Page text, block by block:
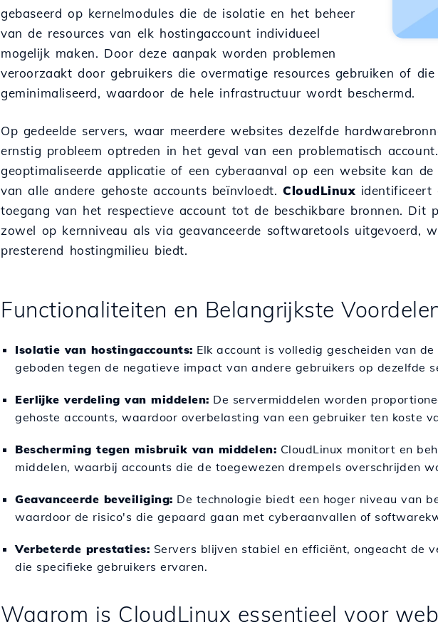
gebaseerd op kernelmodules die de isolatie en het beheer
van de resources van elk hostingaccount individueel
mogelijk maken. Door deze aanpak worden problemen
veroorzaakt door gebruikers die overmatige resources gebruiken of
geminimaliseerd, waardoor de hele infrastructuur wordt beschermd.
Op gedeelde servers, waar meerdere websites dezelfde
ernstig probleem optreden in het geval van een problematisch
geoptimaliseerde applicatie of een cyberaanval op een website kan
van alle andere gehoste accounts beïnvloedt.CloudLinux identificeert
toegang van het respectieve account tot de beschikbare bronnen. Dit
zowel op kernniveau als via geavanceerde softwaretools uitgevoerd,
presterend hostingmilieu biedt.
Functionaliteiten en Belangrijkste
Isolatie van hostingaccounts: Elk account is volledig gescheiden van
geboden tegen de negatieve impact van andere gebruikers op dezelfde
Eerlijke verdeling van middelen: De servermiddelen worden
gehoste accounts, waardoor overbelasting van een gebruiker ten koste
Bescherming tegen misbruik van middelen: CloudLinux monitort en
middelen, waarbij accounts die de toegewezen drempels overschrijden
Geavanceerde beveiliging: De technologie biedt een hoger niveau van
waardoor de risico's die gepaard gaan met cyberaanvallen of
Verbeterde prestaties: Servers blijven stabiel en efficiënt, ongeacht de
die specifieke gebruikers ervaren.
Waarom is CloudLinux essentieel voor